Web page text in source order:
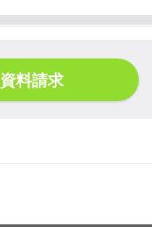
資料請求